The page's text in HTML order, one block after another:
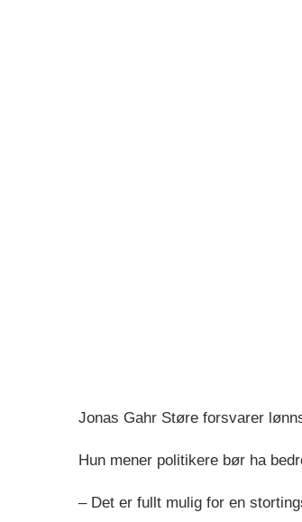
Jonas Gahr Støre forsvarer
Hun mener politikere bør ha
– Det er fullt mulig for en